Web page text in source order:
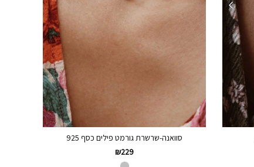
סוואנה-שרשרת גורמט פילים כסף 925
₪229